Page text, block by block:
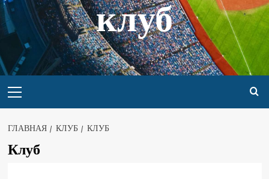
клуб
ГЛАВНАЯ КЛУБ КЛУБ
Клуб